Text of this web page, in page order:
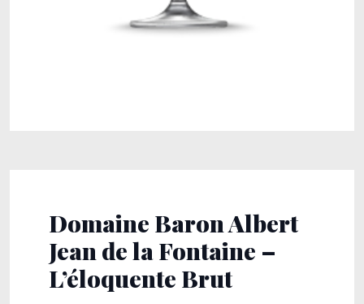
Domaine Baron Albert
Jean de la Fontaine –
L’éloquente Brut